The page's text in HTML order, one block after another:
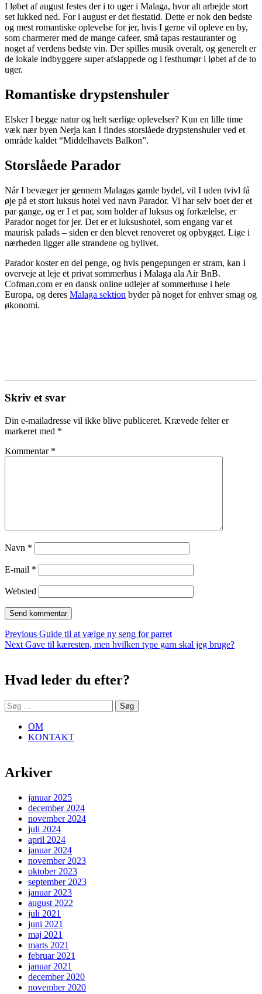
I løbet af august festes der i to uger i Malaga, hvor alt arbejde stort
set lukked ned. For i august er det fiestatid. Dette er nok den bedste
og mest romantiske oplevelse for jer, hvis I gerne vil opleve en by,
som charmerer med de mange cafeer, små tapas restauranter og
noget af verdens bedste vin. Der spilles musik overalt, og generelt er
de lokale indbyggere super afslappede og i festhumør i løbet af de to
uger.
Romantiske drypstenshuler
Elsker I begge natur og helt særlige oplevelser? Kun en lille time
væk nær byen Nerja kan I findes storslåede drypstenshuler ved et
område kaldet “Middelhavets Balkon”.
Storslåede Parador
Når I bevæger jer gennem Malagas gamle bydel, vil I uden tvivl få
øje på et stort luksus hotel ved navn Parador. Vi har selv boet der et
par gange, og er I et par, som holder af luksus og forkælelse, er
Parador noget for jer. Det er et luksushotel, som engang var et
maurisk palads – siden er den blevet renoveret og opbygget. Lige i
nærheden ligger alle strandene og bylivet.
Parador koster en del penge, og hvis pengepungen er stram, kan I
overveje at leje et privat sommerhus i Malaga ala Air BnB.
Cofman.com er en dansk online udlejer af sommerhuse i hele
Europa, og deres Malaga sektion byder på noget for enhver smag og
økonomi.
Skriv et svar
Din e-mailadresse vil ikke blive publiceret. Krævede felter er
markeret med *
Kommentar *
Navn *
E-mail *
Websted
Indlægsnavigation
Previous Previous
post:
Guide til at vælge ny seng for parret
Next Next
Gave til kæresten, men hvilken type garn skal jeg bruge?
Hvad leder du efter?
Søg
efter:
OM
KONTAKT
Arkiver
januar 2025
december 2024
november 2024
juli 2024
april 2024
januar 2024
november 2023
oktober 2023
september 2023
januar 2023
august 2022
juli 2021
juni 2021
maj 2021
marts 2021
februar 2021
januar 2021
december 2020
november 2020